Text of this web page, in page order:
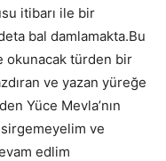
itibarı ile bir
bal damlamakta.Bu
okunacak türden bir
ve yazan yüreğe
Yüce Mevla’nın
ve
edlim